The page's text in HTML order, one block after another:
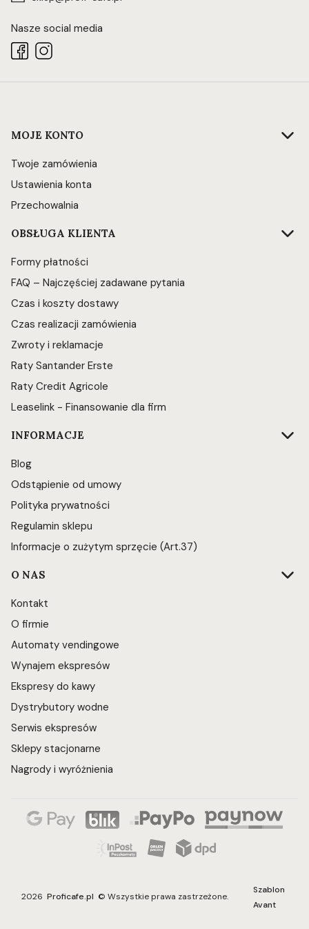
Nasze social media
Linki w stopce
MOJE KONTO
Twoje zamówienia
Ustawienia konta
Przechowalnia
OBSŁUGA KLIENTA
Formy płatności
FAQ – Najczęściej zadawane pytania
Czas i koszty dostawy
Czas realizacji zamówienia
Zwroty i reklamacje
Raty Santander Erste
Raty Credit Agricole
Leaselink - Finansowanie dla firm
INFORMACJE
Blog
Odstąpienie od umowy
Polityka prywatności
Regulamin sklepu
Informacje o zużytym sprzęcie (Art.37)
O NAS
Kontakt
O firmie
Automaty vendingowe
Wynajem ekspresów
Ekspresy do kawy
Dystrybutory wodne
Serwis ekspresów
Sklepy stacjonarne
Nagrody i wyróżnienia
2026 Proficafe.pl © Wszystkie prawa zastrzeżone.
Szablon
Avant